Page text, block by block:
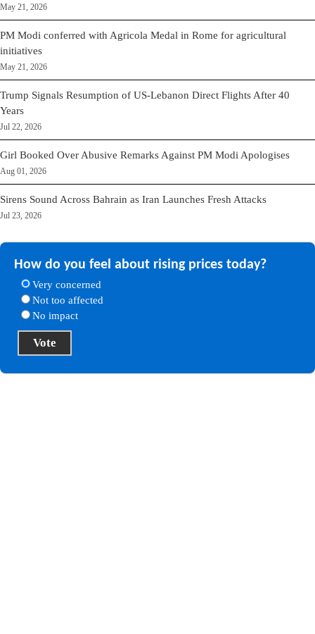
May 21, 2026
PM Modi conferred with Agricola Medal in Rome for agricultural
initiatives
May 21, 2026
Trump Signals Resumption of US-Lebanon Direct Flights After 40
Years
Jul 22, 2026
Girl Booked Over Abusive Remarks Against PM Modi Apologises
Aug 01, 2026
Sirens Sound Across Bahrain as Iran Launches Fresh Attacks
Jul 23, 2026
How do you feel about rising prices today?
Very concerned
Not too affected
No impact